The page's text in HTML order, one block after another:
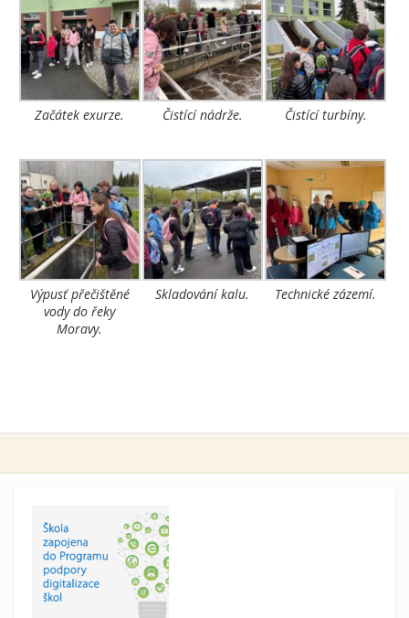
Začátek exurze. Čistící nádrže. Čistící turbíny.
Výpusť přečištěné
vody do řeky
Moravy.
Skladování kalu. Technické zázemí.